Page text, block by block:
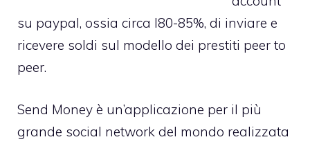
su paypal, ossia circa l80-85%, di inviare e
ricevere soldi sul modello dei prestiti peer to
peer.
Send Money è un’applicazione per il più
grande social network del mondo realizzata